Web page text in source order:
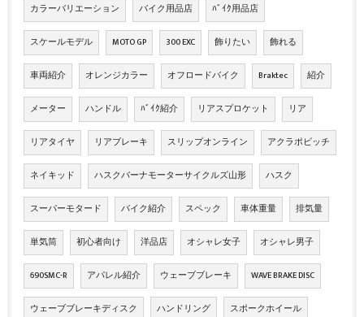
カラーバリエーション バイク用品店 ﾊﾞｲｸ用品店
スケールモデル MOTO GP 300 EXC 飾りたい 飾れる
車両紹介 オレンジカラー オフロードバイク Braktec 紹介
メーター ハンドル ﾊﾞｲｸ紹介 リアスプロケット リア
リアタイヤ リアブレーキ スリップオンライン アクラポビッチ
ネイキッド ハスクバーナモーターサイクルズ山形 ハスク
スーパーモタード バイク紹介 スペック 車体重量 排気量
単気筒 初心者向け 洋品店 オシャレ女子 オシャレ男子
690SMC-R アパレル紹介 ウェーブブレーキ WAVE BRAKE DISC
ウェーブブレーキディスク ハンドリング スポークホイール